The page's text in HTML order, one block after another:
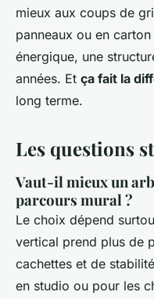
mieux aux coups de
panneaux ou en
énergique, une
années. Et ça fait la
long terme.
Les questions
Vaut-il mieux un
parcours mural ?
Le choix dépend
vertical prend plus de
cachettes et de
en studio ou pour les